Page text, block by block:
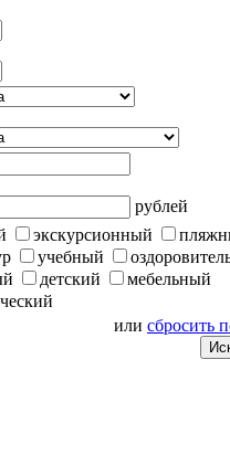
рублей
экскурсионный
учебный
детский
мебельный
или сбросить